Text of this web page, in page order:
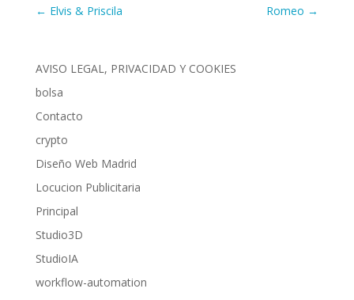
← Elvis & Priscila Romeo →
AVISO LEGAL, PRIVACIDAD Y COOKIES
bolsa
Contacto
crypto
Diseño Web Madrid
Locucion Publicitaria
Principal
Studio3D
StudioIA
workflow-automation